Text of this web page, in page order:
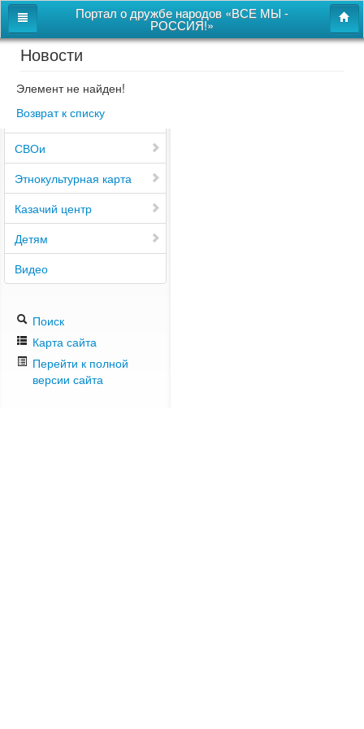
Портал о дружбе народов «ВСЕ МЫ -
РОССИЯ!»
Главная
Дом дружбы народов
Новости
СВОи
Этнокультурная карта
Казачий центр
Детям
Видео
Поиск
Карта сайта
Перейти к полной
версии сайта
Новости
Элемент не найден!
Возврат к списку